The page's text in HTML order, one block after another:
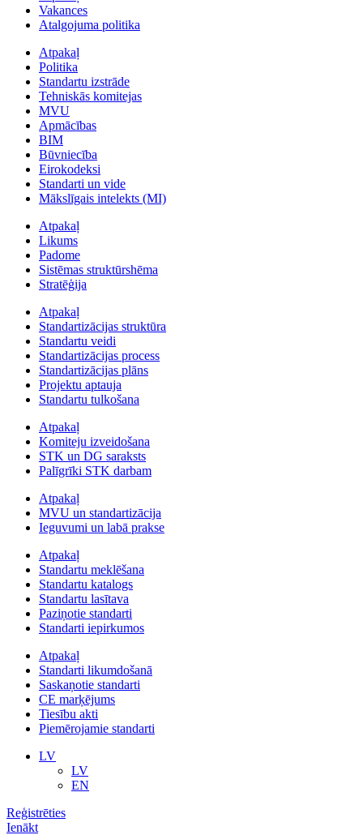
Vakances
Atalgojuma politika
Atpakaļ
Politika
Standartu izstrāde
Tehniskās komitejas
MVU
Apmācības
BIM
Būvniecība
Eirokodeksi
Standarti un vide
Mākslīgais intelekts (MI)
Atpakaļ
Likums
Padome
Sistēmas struktūrshēma
Stratēģija
Atpakaļ
Standartizācijas struktūra
Standartu veidi
Standartizācijas process
Standartizācijas plāns
Projektu aptauja
Standartu tulkošana
Atpakaļ
Komiteju izveidošana
STK un DG saraksts
Palīgrīki STK darbam
Atpakaļ
MVU un standartizācija
Ieguvumi un labā prakse
Atpakaļ
Standartu meklēšana
Standartu katalogs
Standartu lasītava
Paziņotie standarti
Standarti iepirkumos
Atpakaļ
Standarti likumdošanā
Saskaņotie standarti
CE marķējums
Tiesību akti
Piemērojamie standarti
LV
LV
EN
Reģistrēties
Ienākt